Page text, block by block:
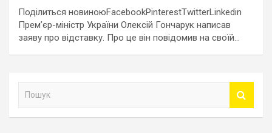
Поділиться новиноюFacebookPinterestTwitterLinkedin
Прем’єр-міністр України Олексій Гончарук написав
заяву про відставку. Про це він повідомив на своїй…